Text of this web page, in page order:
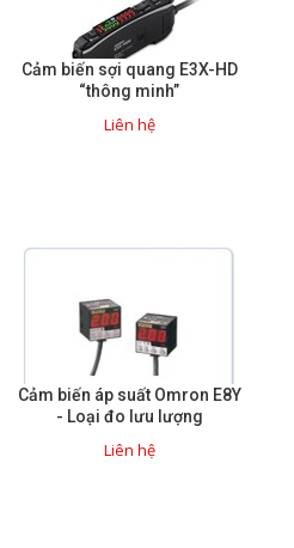
Cảm biến sợi quang E3X-HD
“thông minh”
Liên hệ
Cảm biến áp suất Omron E8Y
- Loại đo lưu lượng
Liên hệ
điều khiển motor bước
Sửa chữa bộ nguồn
Lập trình hệ thống Servo
Crack password PLC
Crack password HMI
Lấy Chương Trình HMI